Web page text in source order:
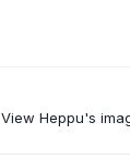
View Heppu's